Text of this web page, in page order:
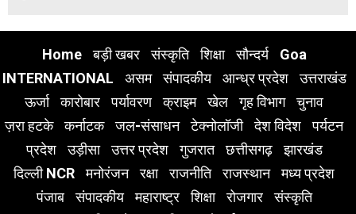
Home बड़ी खबर संस्कृति शिक्षा सौन्दर्य
Goa
INTERNATIONAL
असम संपादकीय आन्ध्र प्रदेश
उत्तराखंड
ऊर्जा
कारोबार पर्यावरण क्राइम खेल गृह विभाग
चुनाव
ज़रा हटके
कर्नाटक जल-संसाधन टेक्नोलॉजी देश विदेश
पर्यटन
प्रदेश
उड़ीसा उत्तर प्रदेश गुजरात छत्तीसगढ़
झारखंड
दिल्ली NCR
मनोरंजन रक्षा राजनीति राजस्थान
मध्य प्रदेश
पंजाब
संपादकीय महाराष्ट्र शिक्षा रोजगार
संस्कृति